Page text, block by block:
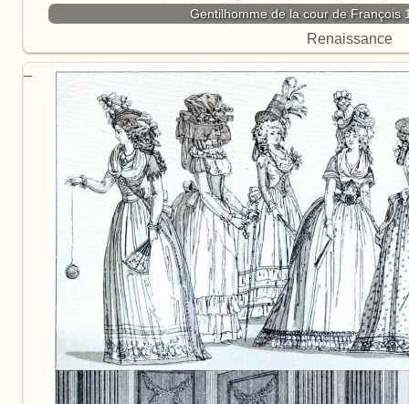
Gentilhomme de la cour de François
Renaissance